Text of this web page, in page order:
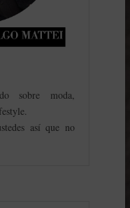
sobre moda,
así que no